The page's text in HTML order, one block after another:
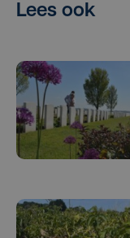
Lees ook